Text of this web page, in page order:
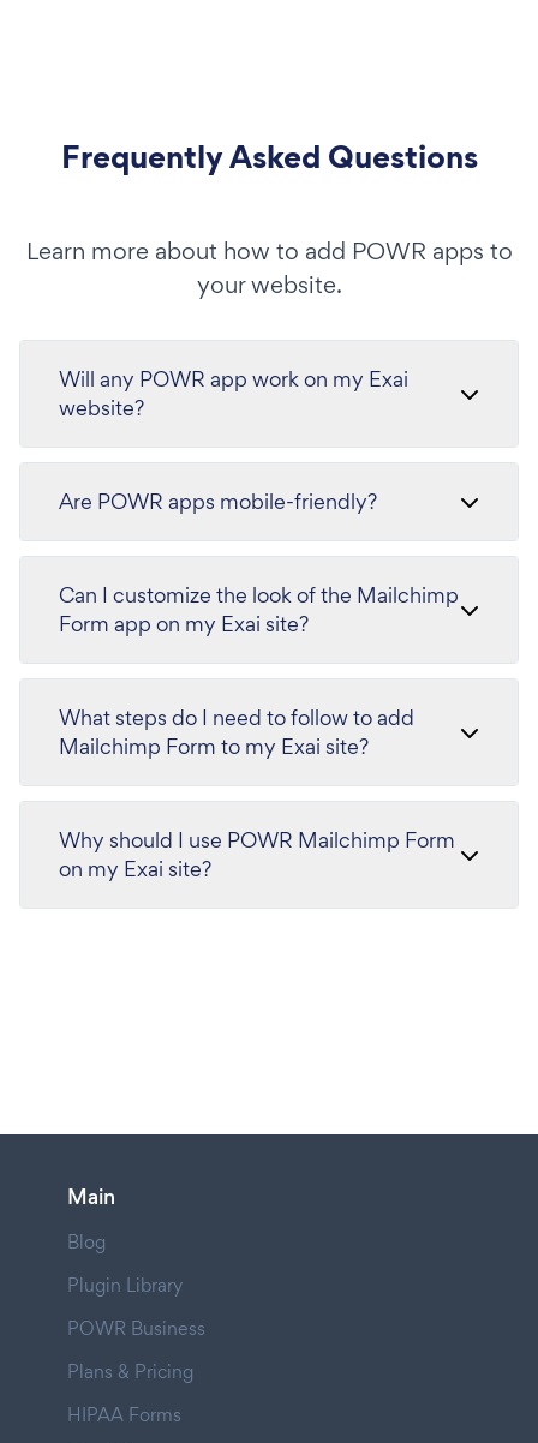
Frequently Asked Questions
Learn more about how to add POWR apps to
your website.
Will any POWR app work on my Exai
website?
Are POWR apps mobile-friendly?
Can I customize the look of the Mailchimp
Form app on my Exai site?
What steps do I need to follow to add
Mailchimp Form to my Exai site?
Why should I use POWR Mailchimp Form
on my Exai site?
Main
Blog
Plugin Library
POWR Business
Plans & Pricing
HIPAA Forms